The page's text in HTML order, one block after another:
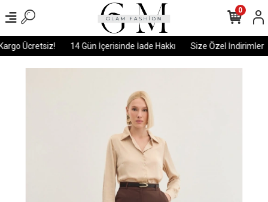
Ücretsiz! 14 Gün İçerisinde İade Hakkı Size Özel İndirimler
0